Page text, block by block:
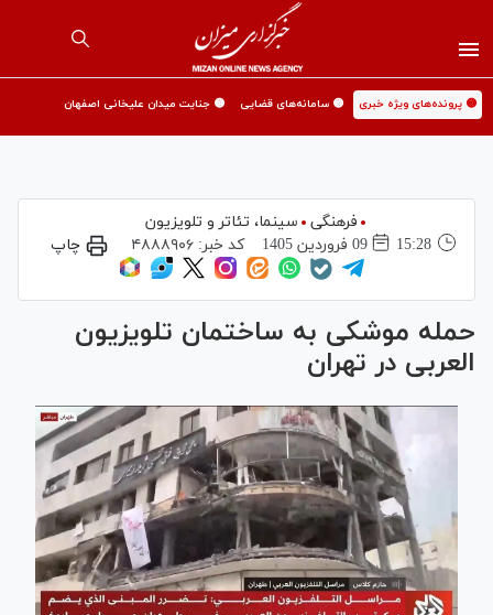
🟡 پرونده‌های ویژه خبری 🟡 سامانه‌های قضایی 🟡 جنایت میدان علیخانی اصفهان
فرهنگی
سینما،‌ تئاتر و تلویزیون
15:28
09 فروردين 1405 کد خبر: ۴۸۸۸۹۰۶ چاپ
حمله موشکی به ساختمان تلویزیون
العربی در تهران